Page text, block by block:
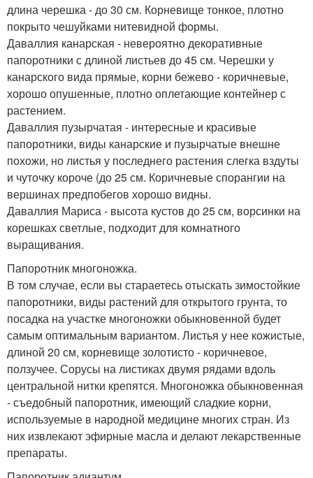
длина черешка - до 30 см. Корневище тонкое, плотно
покрыто чешуйками нитевидной формы.
Даваллия канарская - невероятно декоративные
папоротники с длиной листьев до 45 см. Черешки у
канарского вида прямые, корни бежево - коричневые,
хорошо опушенные, плотно оплетающие контейнер с
растением.
Даваллия пузырчатая - интересные и красивые
папоротники, виды канарские и пузырчатые внешне
похожи, но листья у последнего растения слегка вздуты
и чуточку короче (до 25 см. Коричневые спорангии на
вершинах предпобегов хорошо видны.
Даваллия Мариса - высота кустов до 25 см, ворсинки на
корешках светлые, подходит для комнатного
выращивания.
Папоротник многоножка.
В том случае, если вы стараетесь отыскать зимостойкие
папоротники, виды растений для открытого грунта, то
посадка на участке многоножки обыкновенной будет
самым оптимальным вариантом. Листья у нее кожистые,
длиной 20 см, корневище золотисто - коричневое,
ползучее. Сорусы на листиках двумя рядами вдоль
центральной нитки крепятся. Многоножка обыкновенная
- съедобный папоротник, имеющий сладкие корни,
используемые в народной медицине многих стран. Из
них извлекают эфирные масла и делают лекарственные
препараты.